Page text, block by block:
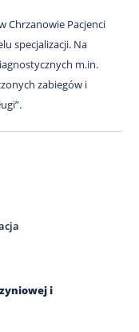
Chrzanowie Pacjenci
specjalizacji. Na
m.in.
zabiegów i
i